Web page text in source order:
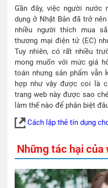
Gần đây, việc người
dụng ở Nhật Bản đã trở
nhiều người thích mua
thương mại điện tử (EC)
Tuy nhiên, có rất nhiều
mong muốn với mức giá
toán nhưng sản phẩm vẫn
hợp như vậy được coi là
trang web này được sao
làm thế nào để phân biệt
Cách lập thẻ tín dụng
Những tác hại